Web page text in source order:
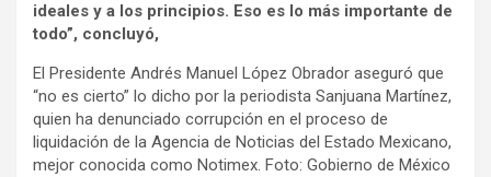
ideales y a los principios. Eso es lo más importante de
todo”, concluyó,
El Presidente Andrés Manuel López Obrador aseguró que
“no es cierto” lo dicho por la periodista Sanjuana Martínez,
quien ha denunciado corrupción en el proceso de
liquidación de la Agencia de Noticias del Estado Mexicano,
mejor conocida como Notimex. Foto: Gobierno de México